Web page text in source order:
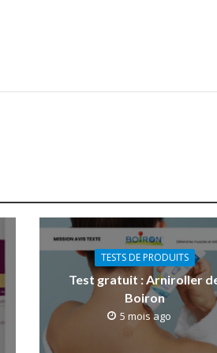
TESTS DE PRODUITS
Test gratuit : Arniroller
Boiron
5 mois ago